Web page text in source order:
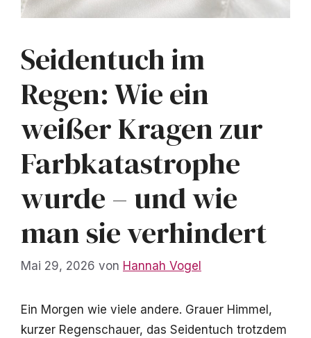
Seidentuch im
Regen: Wie ein
weißer Kragen zur
Farbkatastrophe
wurde – und wie
man sie verhindert
Mai 29, 2026 von Hannah Vogel
Ein Morgen wie viele andere. Grauer Himmel,
kurzer Regenschauer, das Seidentuch trotzdem